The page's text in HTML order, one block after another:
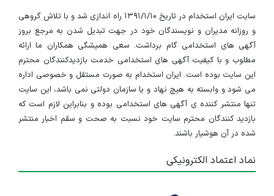
سایت ایران استخدام در تاریخ ۱۳۹۱/۱/۱۰ راه اندازی شد و با تلاش گروهی
و روزانه مدیران و نویسندگان خود در جهت تبدیل شدن به مرجع بروز
آگهی های استخدامی گام برداشت. سعی همیشگی همکاران ما ارائه
مطلوب و با کیفیت آگهی های استخدامی خدمت بازدیدکنندگان محترم
این سایت بوده است. ایران استخدام به صورت مستقل و خصوصی اداره
می شود و وابسته به هیچ نهاد و یا سازمان دولتی نمی باشد، این سایت
تنها منتشر کننده ی آگهی های استخدامی بوده و بنابراین لازم است که
بازدید کنندگان محترم سایت خود نسبت به صحت و سقم اخبار منتشر
شده در آن هوشیار باشند.
نماد اعتماد الکترونیکی